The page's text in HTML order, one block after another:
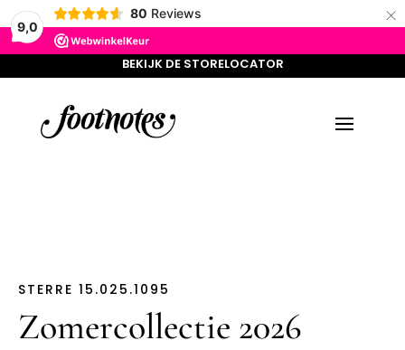
9,0
80 Reviews ×
BEKIJK DE STORELOCATOR
BEKIJK DE STORELOCATOR
STERRE 15.025.1095
Zomercollectie 2026